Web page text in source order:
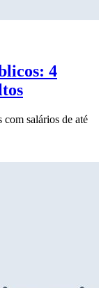
4
salários de até